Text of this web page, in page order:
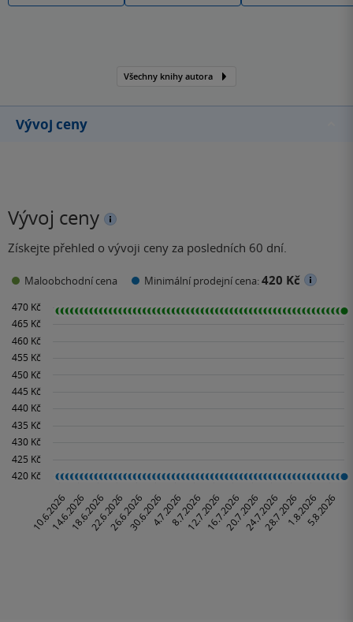
Všechny knihy autora
Vývoj ceny
Vývoj ceny
Získejte přehled o vývoji ceny za posledních 60 dní.
Maloobchodní cena Minimální prodejní cena:420 Kč